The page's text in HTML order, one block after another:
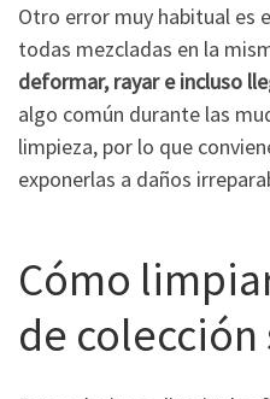
Otro error muy habitual es
todas mezcladas en la
deformar, rayar e incluso
algo común durante las
limpieza, por lo que
exponerlas a daños
Cómo
de